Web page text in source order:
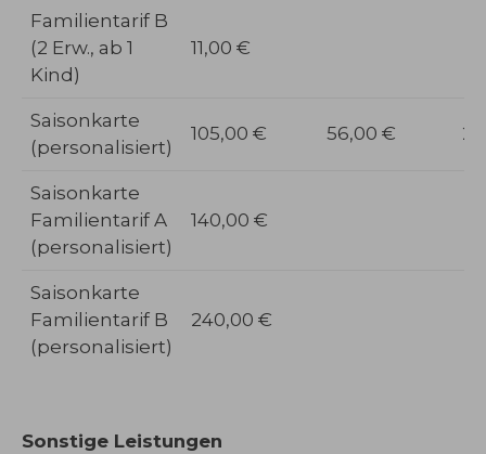
Familientarif B
(2 Erw., ab 1
Kind)
11,00 €
Saisonkarte
(personalisiert)
105,00 € 56,00 €
Saisonkarte
Familientarif A
(personalisiert)
140,00 €
Saisonkarte
Familientarif B
(personalisiert)
240,00 €
Sonstige Leistungen